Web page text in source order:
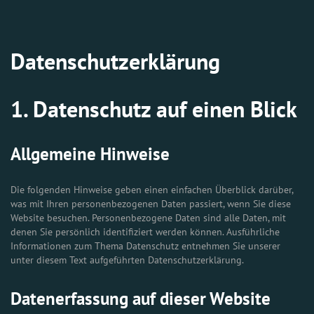
Datenschutz­erklärung
1. Datenschutz auf einen Blick
Allgemeine Hinweise
Die folgenden Hinweise geben einen einfachen Überblick darüber,
was mit Ihren personenbezogenen Daten passiert, wenn Sie diese
Website besuchen. Personenbezogene Daten sind alle Daten, mit
denen Sie persönlich identifiziert werden können. Ausführliche
Informationen zum Thema Datenschutz entnehmen Sie unserer
unter diesem Text aufgeführten Datenschutzerklärung.
Datenerfassung auf dieser Website